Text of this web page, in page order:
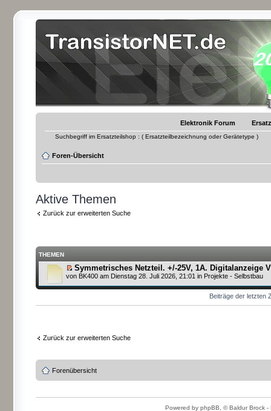
Elektronik Forum
Suchbegriff im Ersatzteilshop : ( Ersatzteilbezeichnung oder Gerätetype )
Foren-Übersicht
Aktive Themen
Zurück zur erweiterten Suche
THEMEN
Symmetrisches Netzteil. +/-25V, 1A. Digitalanzeige
von BK400 am Dienstag 28. Juli 2026, 21:01 in Projekte - Selbstbau
Beiträge der letzten
Zurück zur erweiterten Suche
Forenübersicht
Powered by phpBB, © Baldur Brock -